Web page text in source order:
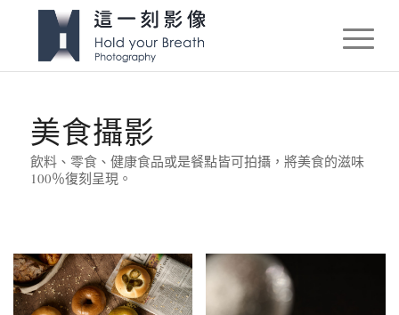
美食攝影
飲料、零食、健康食品或是餐點皆可拍攝，將美食的滋味
100％復刻呈現。